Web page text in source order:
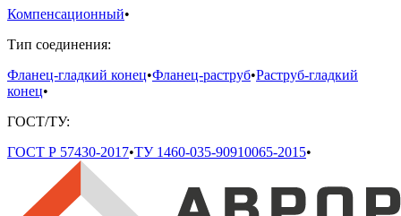
Компенсационный•
Тип соединения:
Фланец-гладкий конец•Фланец-раструб•Раструб-гладкий
конец•
ГОСТ/ТУ:
ГОСТ Р 57430-2017•ТУ 1460-035-90910065-2015•